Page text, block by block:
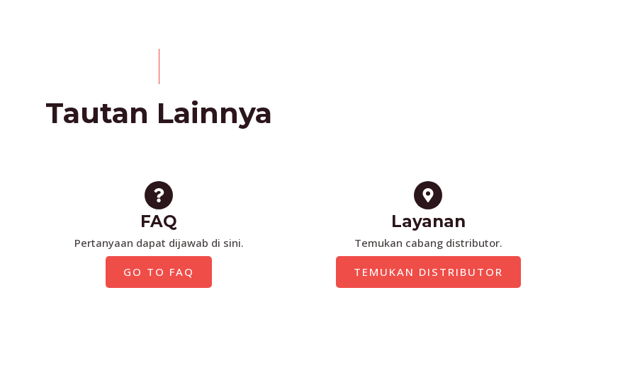
Tautan Lainnya
FAQ
Pertanyaan dapat dijawab di sini.
GO TO FAQ
Layanan
Temukan cabang distributor.
TEMUKAN DISTRIBUTOR